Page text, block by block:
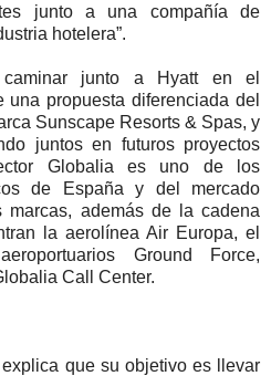
junto a una compañía de
hotelera”.
caminar junto a Hyatt en el
propuesta diferenciada del
Sunscape Resorts & Spas, y
juntos en futuros proyectos
Globalia es uno de los
de España y del mercado
marcas, además de la cadena
la aerolínea Air Europa, el
Ground Force,
Call Center.
que su objetivo es llevar